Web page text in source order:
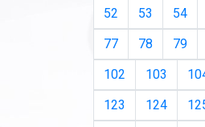
52
53 54
77
78 79
102
103
123
124